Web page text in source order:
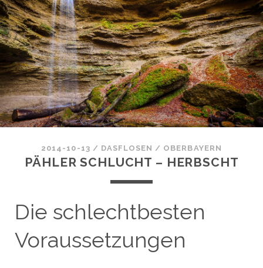
2014-10-13 / DASFLOSEN / OBERBAYERN
PÄHLER SCHLUCHT – HERBSCHT
Die schlechtbesten
Voraussetzungen